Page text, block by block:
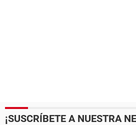
¡SUSCRÍBETE A NUESTRA